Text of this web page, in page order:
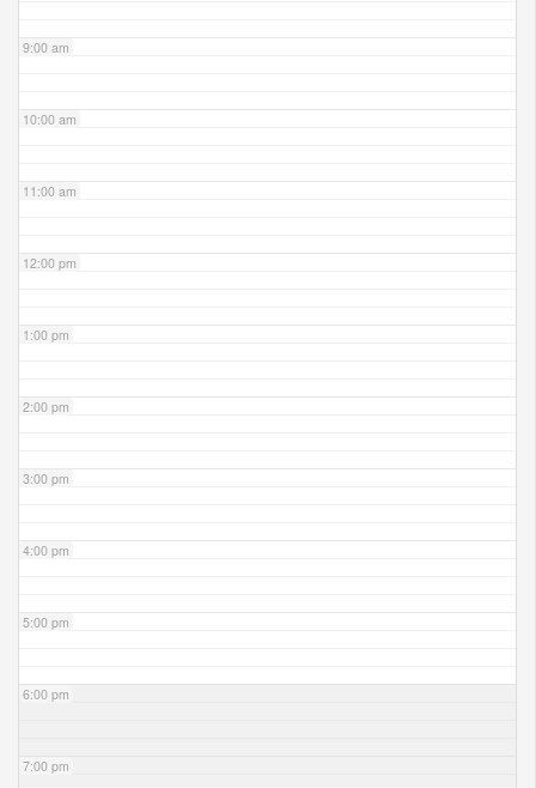
9:00 am
10:00 am
11:00 am
12:00 pm
1:00 pm
2:00 pm
3:00 pm
4:00 pm
5:00 pm
6:00 pm
7:00 pm